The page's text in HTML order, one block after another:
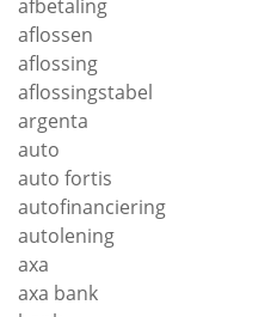
afbetaling
aflossen
aflossing
aflossingstabel
argenta
auto
auto fortis
autofinanciering
autolening
axa
axa bank